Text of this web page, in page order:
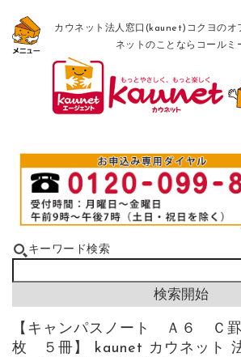
カウネット法人窓口(kaunet)コクヨのオ
ネットのことならコールミ
キーワード検索
【キャンパスノート Ａ６ Ｃ
枚 ５冊】 kaunet カウネット